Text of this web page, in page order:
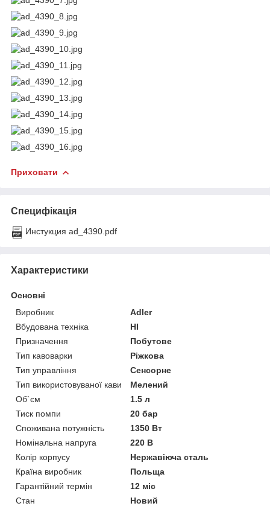
Приховати
Специфікація
Инстукция ad_4390.pdf
Характеристики
Основні
Виробник
Adler
Вбудована техніка
НІ
Призначення
Побутове
Тип кавоварки
Ріжкова
Тип управління
Сенсорне
Тип використовуваної кави
Мелений
Об`єм
1.5 л
Тиск помпи
20 бар
Споживана потужність
1350 Вт
Номінальна напруга
220 В
Колір корпусу
Нержавіюча сталь
Країна виробник
Польща
Гарантійний термін
12 міс
Стан
Новий